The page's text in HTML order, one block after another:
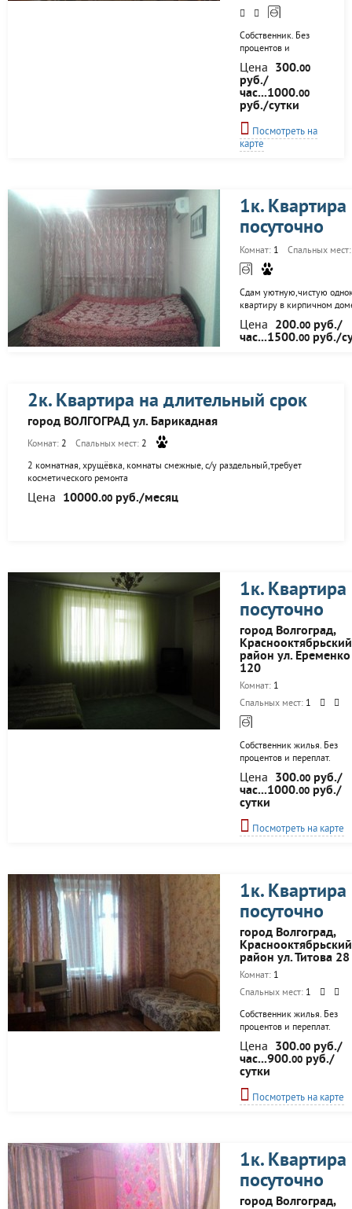
Собственник. Без
процентов и
переплат. Все есть
для комфортного
проживания. Чисто
и уютно
Цена 300.00
руб./
час...1000.00
руб./сутки
Посмотреть на
карте
1к. Квартира
посуточно
Комнат: 1 Спальных
Сдам уютную,чистую
квартиру в кирпичном
города Волгограда,на
часы.Недалеко от ж/д и
Подъезд дома оборудован
2000 руб. Стоимость
200руб.час (минимально-3
Цена 200.00 руб./
час...1500.00 руб./
2к. Квартира на длительный срок
город ВОЛГОГРАД ул. Барикадная
Комнат: 2 Спальных мест: 2
2 комнатная, хрущёвка, комнаты смежные, с/у раздельный,требует
косметического ремонта
Цена 10000.00 руб./месяц
1к. Квартира
посуточно
город Волгоград,
Краснооктябрьский
район ул. Еременко
120
Комнат: 1
Спальных мест: 1
Собственник жилья. Без
процентов и переплат.
Чисто и уютно. Все есть
для комфортного
проживания.
Цена 300.00 руб./
час...1000.00 руб./
сутки
Посмотреть на карте
1к. Квартира
посуточно
город Волгоград,
Краснооктябрьский
район ул. Титова 28
Комнат: 1
Спальных мест: 1
Собственник жилья. Без
процентов и переплат.
Чисто и уютно. Все есть
для комфортного
проживания.
Цена 300.00 руб./
час...900.00 руб./
сутки
Посмотреть на карте
1к. Квартира
посуточно
город Волгоград,